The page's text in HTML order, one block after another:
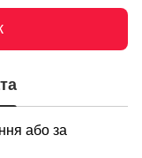
або за